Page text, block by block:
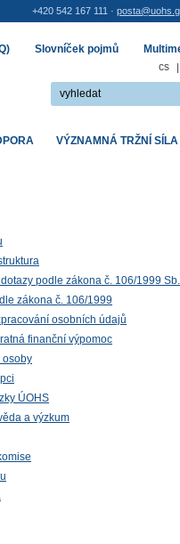
podle zákona č. 106/1999 Sb.
zákona č. 106/1999
osobních údajů
finanční výpomoc
osoby
ÚOHS
a výzkum
VÝZNAMNÁ TRŽNÍ SÍLA
Slovníček pojmů
cs
|
+420 542 167 111 ·